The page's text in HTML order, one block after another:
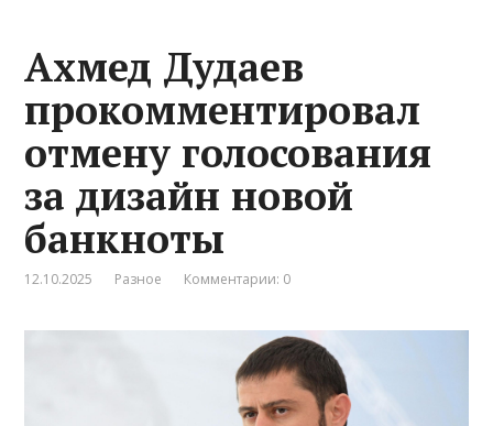
Ахмед Дудаев
прокомментировал
отмену голосования
за дизайн новой
банкноты
12.10.2025 Разное Комментарии: 0